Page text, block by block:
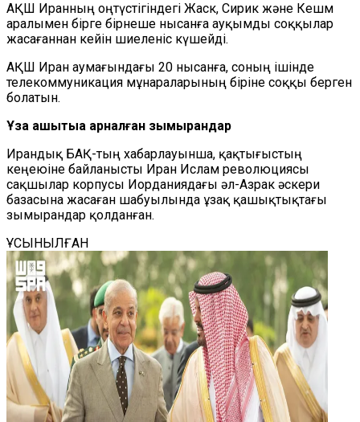
АҚШ Иранның оңтүстігіндегі Жаск, Сирик және Кешм
аралымен бірге бірнеше нысанға ауқымды соққылар
жасағаннан кейін шиеленіс күшейді.
АҚШ Иран аумағындағы 20 нысанға, соның ішінде
телекоммуникация мұнараларының біріне соққы берген
болатын.
Ұзақ қашықтыққа арналған зымырандар
Ирандық БАҚ-тың хабарлауынша, қақтығыстың
кеңеюіне байланысты Иран Ислам революциясы
сақшылар корпусы Иорданиядағы әл-Азрак әскери
базасына жасаған шабуылында ұзақ қашықтықтағы
зымырандар қолданған.
ҰСЫНЫЛҒАН